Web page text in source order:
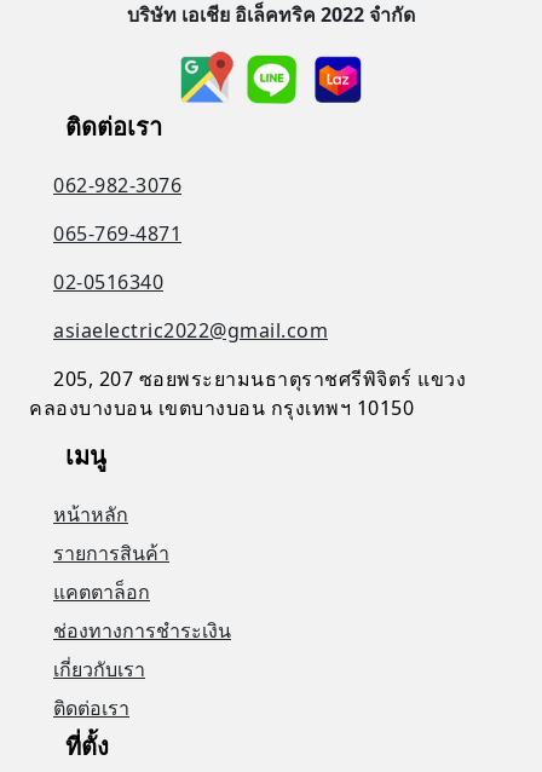
บริษัท เอเชีย อิเล็คทริค 2022 จำกัด
ติดต่อเรา
062-982-3076
065-769-4871
02-0516340
asiaelectric2022@gmail.com
205, 207 ซอยพระยามนธาตุราชศรีพิจิตร์ แขวง
คลองบางบอน เขตบางบอน กรุงเทพฯ 10150
เมนู
หน้าหลัก
รายการสินค้า
แคตตาล็อก
ช่องทางการชำระเงิน
เกี่ยวกับเรา
ติดต่อเรา
ที่ตั้ง